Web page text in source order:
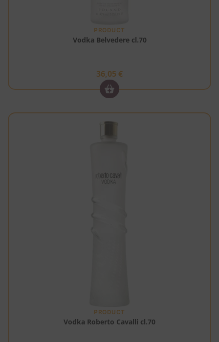
PRODUCT
Vodka Belvedere cl.70
36,05 €
PRODUCT
Vodka Roberto Cavalli cl.70